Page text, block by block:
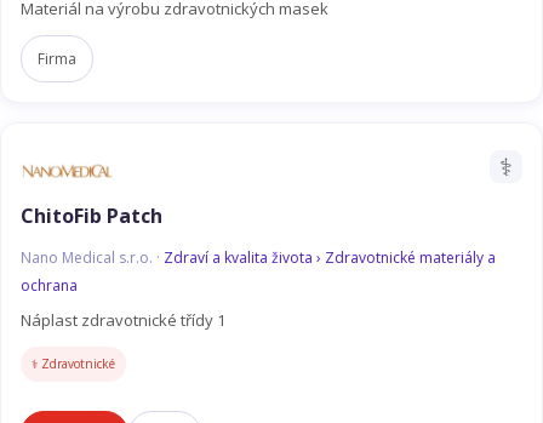
Materiál na výrobu zdravotnických masek
Firma
⚕️
ChitoFib Patch
Nano Medical s.r.o. · Zdraví a kvalita života › Zdravotnické materiály a
ochrana
Náplast zdravotnické třídy 1
⚕️ Zdravotnické